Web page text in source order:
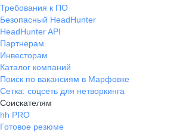
Требования к ПО
Безопасный HeadHunter
HeadHunter API
Партнерам
Инвесторам
Каталог компаний
Поиск по вакансиям в Марфовке
Сетка: соцсеть для нетворкинга
Соискателям
hh PRO
Готовое резюме